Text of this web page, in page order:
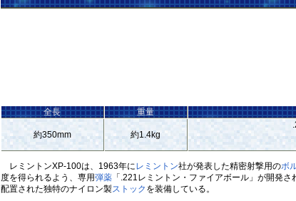
全長 重量
約350mm 約1.4kg
レミントンXP-100は、1963年にレミントン社が発表した精密射撃用のボ
度を得られるよう、専用弾薬「.221レミントン・ファイアボール」が開発
配置された独特のナイロン製ストック を装備している。